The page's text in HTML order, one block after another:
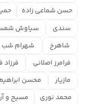
حسن شماعی زاده
سندی
سیاوش
شاهرخ
شهرام شب
فرامرز اصلانی
فرزاد
مازیار
محسن
محمد نوری
مسیح و